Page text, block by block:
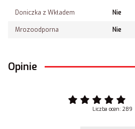
Doniczka z Wkładem Nie
Mrozoodporna Nie
Opinie
Liczba ocen: 289